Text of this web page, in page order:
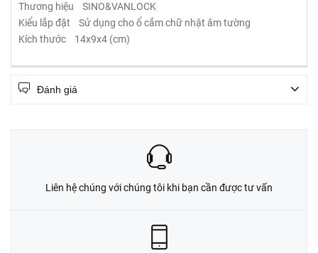
Thương hiệu SINO&VANLOCK
Kiểu lắp đặt Sử dụng cho ổ cắm chữ nhật âm tường
Kích thước 14x9x4 (cm)
Đánh giá
Liên hệ chúng với chúng tôi khi bạn cần được tư vấn